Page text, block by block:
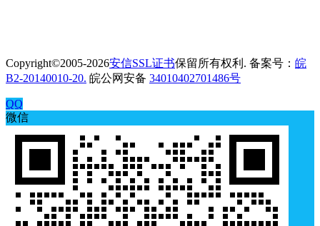
Copyright©2005-2026安信SSL证书保留所有权利. 备案号： 皖
B2-20140010-20. 皖公网安备 34010402701486号
QQ
微信